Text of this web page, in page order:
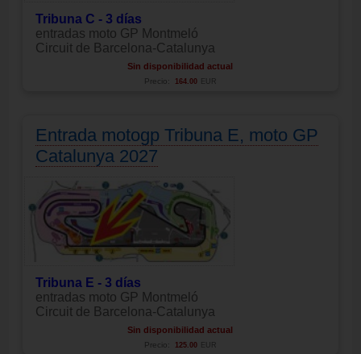
Tribuna C - 3 días
entradas moto GP Montmeló
Circuit de Barcelona-Catalunya
Sin disponibilidad actual
Precio: 164.00 EUR
Entrada motogp Tribuna E, moto GP
Catalunya 2027
Tribuna E - 3 días
entradas moto GP Montmeló
Circuit de Barcelona-Catalunya
Sin disponibilidad actual
Precio: 125.00 EUR